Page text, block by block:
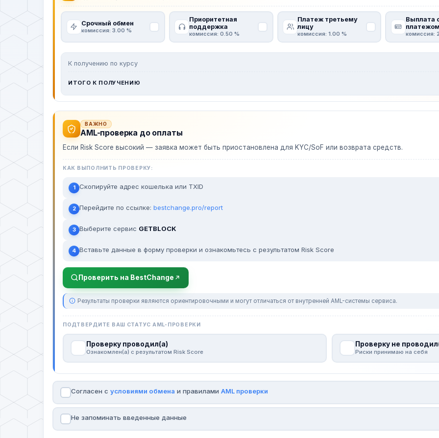
Срочный обмен
комиссия: 3.00 %
Приоритетная
поддержка
комиссия: 0.50 %
Платеж третьему
лицу
комиссия: 1.00 %
Выплата
комиссия:
К получению по курсу
ИТОГО К ПОЛУЧЕНИЮ
ВАЖНО
AML-проверка до оплаты
Если Risk Score высокий — заявка может быть приостановлена для KYC/SoF или возврата средств.
КАК ВЫПОЛНИТЬ ПРОВЕРКУ:
1 Скопируйте адрес кошелька или TXID
2 Перейдите по ссылке: bestchange.pro/report
3 Выберите сервис GETBLOCK
4 Вставьте данные в форму проверки и ознакомьтесь с результатом Risk Score
Проверить на BestChange
Результаты проверки являются ориентировочными и могут отличаться от внутренней AML-системы сервиса.
ПОДТВЕРДИТЕ ВАШ СТАТУС AML-ПРОВЕРКИ
Проверку проводил(а)
Ознакомлен(а) с результатом Risk Score
Проверку не
Риски принимаю на себя
Согласен с условиями обмена и правилами AML проверки
Не запоминать введенные данные